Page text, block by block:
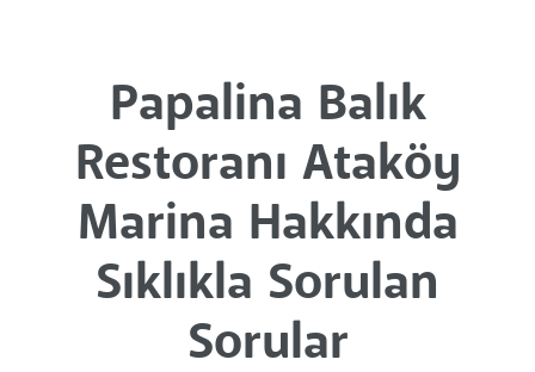
Papalina Balık
Restoranı Ataköy
Marina Hakkında
Sıklıkla Sorulan
Sorular